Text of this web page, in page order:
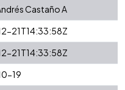
Castaño A
21T14:33:58Z
21T14:33:58Z
19